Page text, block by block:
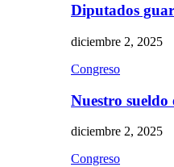
Diputados
diciembre 2, 2025
Congreso
Nuestro
diciembre 2, 2025
Congreso